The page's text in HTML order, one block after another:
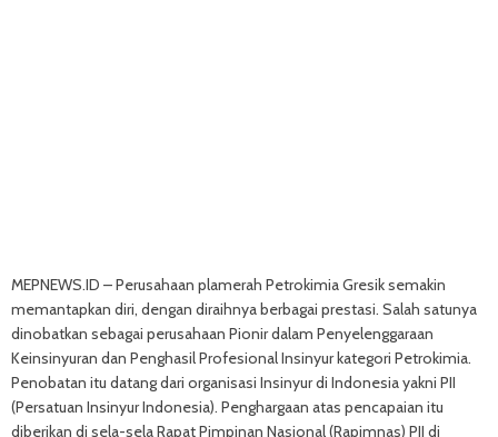
MEPNEWS.ID – Perusahaan plamerah Petrokimia Gresik semakin
memantapkan diri, dengan diraihnya berbagai prestasi. Salah satunya
dinobatkan sebagai perusahaan Pionir dalam Penyelenggaraan
Keinsinyuran dan Penghasil Profesional Insinyur kategori Petrokimia.
Penobatan itu datang dari organisasi Insinyur di Indonesia yakni PII
(Persatuan Insinyur Indonesia). Penghargaan atas pencapaian itu
diberikan di sela-sela Rapat Pimpinan Nasional (Rapimnas) PII di